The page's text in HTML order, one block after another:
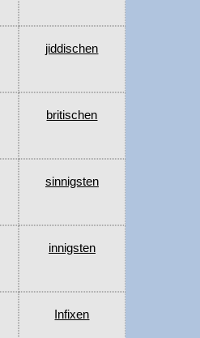
jiddischen
britischen
sinnigsten
innigsten
Infixen